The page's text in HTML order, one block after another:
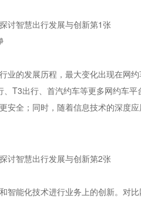
业的发展历程，最大变化出现在网
T3出行、首汽约车等更多网约车平
安全；同时，随着信息技术的深度
智能化技术进行业务上的创新。对